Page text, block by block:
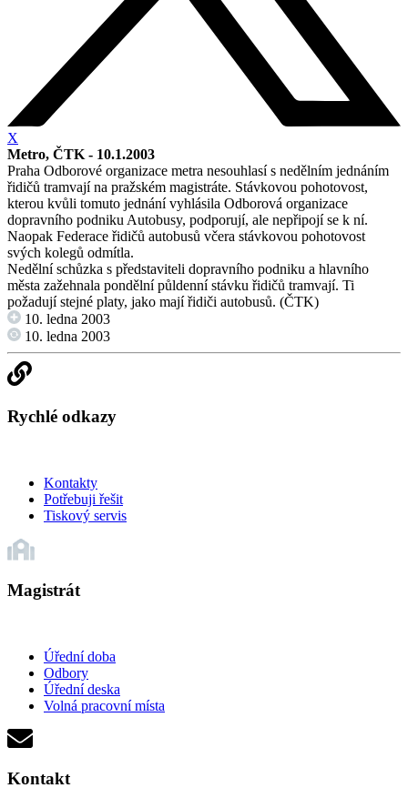
X
Metro, ČTK - 10.1.2003
Praha Odborové organizace metra nesouhlasí s nedělním jednáním
řidičů tramvají na pražském magistráte. Stávkovou pohotovost,
kterou kvůli tomuto jednání vyhlásila Odborová organizace
dopravního podniku Autobusy, podporují, ale nepřipojí se k ní.
Naopak Federace řidičů autobusů včera stávkovou pohotovost
svých kolegů odmítla.
Nedělní schůzka s představiteli dopravního podniku a hlavního
města zažehnala pondělní půldenní stávku řidičů tramvají. Ti
požadují stejné platy, jako mají řidiči autobusů. (ČTK)
10. ledna 2003
10. ledna 2003
Rychlé odkazy
Kontakty
Potřebuji řešit
Tiskový servis
Magistrát
Úřední doba
Odbory
Úřední deska
Volná pracovní místa
Kontakt